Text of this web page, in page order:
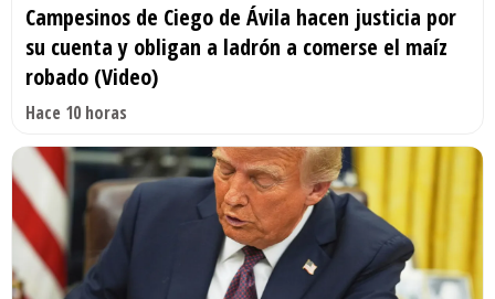
Campesinos de Ciego de Ávila hacen justicia por
su cuenta y obligan a ladrón a comerse el maíz
robado (Video)
Hace 10 horas